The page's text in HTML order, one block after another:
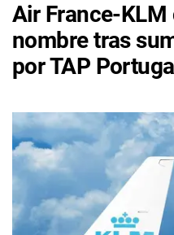
Air France-KLM
nombre tras
por TAP